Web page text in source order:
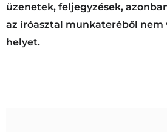
üzenetek, feljegyzések,
az íróasztal munkateréből nem
helyet.